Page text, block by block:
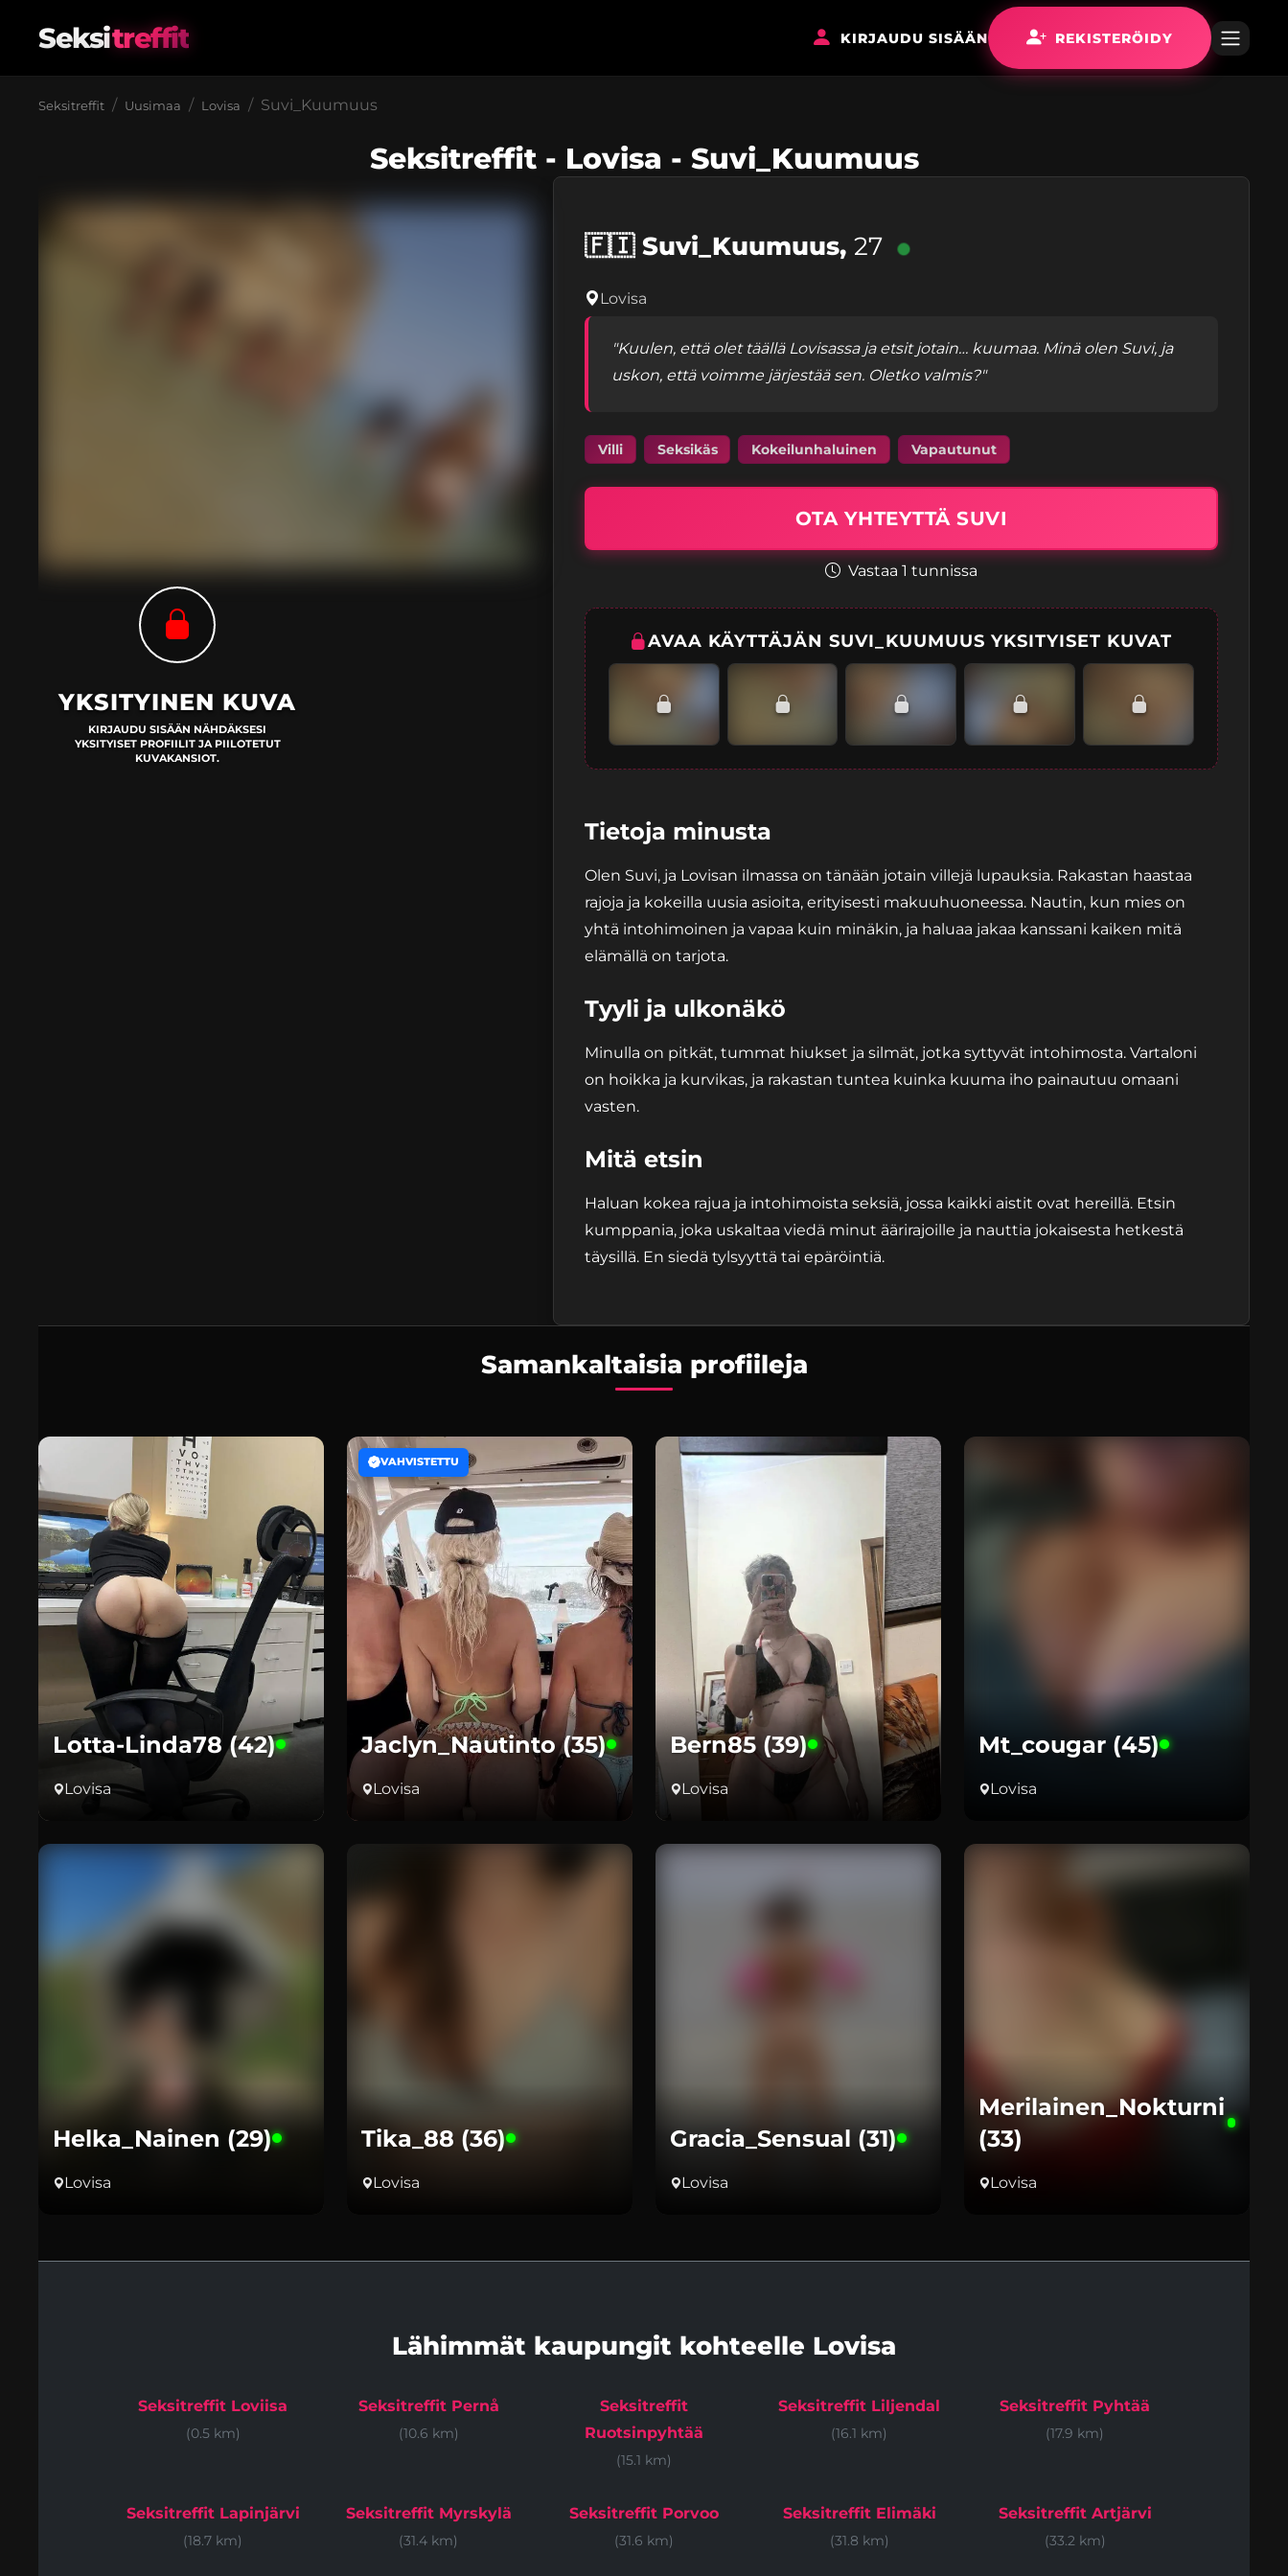
Seksitreffit KIRJAUDU SISÄÄN REKISTERÖIDY
Seksitreffit Uusimaa Lovisa Suvi_Kuumuus
Seksitreffit - Lovisa - Suvi_Kuumuus
YKSITYINEN KUVA
KIRJAUDU SISÄÄN NÄHDÄKSESI
YKSITYISET PROFIILIT JA PIILOTETUT
KUVAKANSIOT.
🇫🇮Suvi_Kuumuus, 27
Lovisa
"Kuulen, että olet täällä Lovisassa ja etsit jotain… kuumaa. Minä olen Suvi, ja
uskon, että voimme järjestää sen. Oletko valmis?"
Villi Seksikäs Kokeilunhaluinen Vapautunut
OTA YHTEYTTÄ SUVI
Vastaa 1 tunnissa
AVAA KÄYTTÄJÄN SUVI_KUUMUUS YKSITYISET KUVAT
Tietoja minusta
Olen Suvi, ja Lovisan ilmassa on tänään jotain villejä lupauksia. Rakastan haastaa
rajoja ja kokeilla uusia asioita, erityisesti makuuhuoneessa. Nautin, kun mies on
yhtä intohimoinen ja vapaa kuin minäkin, ja haluaa jakaa kanssani kaiken mitä
elämällä on tarjota.
Tyyli ja ulkonäkö
Minulla on pitkät, tummat hiukset ja silmät, jotka syttyvät intohimosta. Vartaloni
on hoikka ja kurvikas, ja rakastan tuntea kuinka kuuma iho painautuu omaani
vasten.
Mitä etsin
Haluan kokea rajua ja intohimoista seksiä, jossa kaikki aistit ovat hereillä. Etsin
kumppania, joka uskaltaa viedä minut äärirajoille ja nauttia jokaisesta hetkestä
täysillä. En siedä tylsyyttä tai epäröintiä.
Samankaltaisia profiileja
Lotta-Linda78 (42)
Lovisa
VAHVISTETTU
Jaclyn_Nautinto (35)
Lovisa
Bern85 (39)
Lovisa
Mt_cougar (45)
Lovisa
Helka_Nainen (29)
Lovisa
Tika_88 (36)
Lovisa
Gracia_Sensual (31)
Lovisa
Merilainen_Nokturni
(33)
Lovisa
Lähimmät kaupungit kohteelle Lovisa
Seksitreffit Loviisa
(0.5 km)
Seksitreffit Pernå
(10.6 km)
Seksitreffit
Ruotsinpyhtää
(15.1 km)
Seksitreffit Liljendal
(16.1 km)
Seksitreffit Pyhtää
(17.9 km)
Seksitreffit Lapinjärvi
(18.7 km)
Seksitreffit Myrskylä
(31.4 km)
Seksitreffit Porvoo
(31.6 km)
Seksitreffit Elimäki
(31.8 km)
Seksitreffit Artjärvi
(33.2 km)